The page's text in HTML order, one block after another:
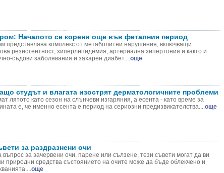
Началото се корени още във феталния период
представлява комплекс от метаболитни нарушения, включващи
резистентност, хиперлипидемия, артериална хипертония и както и
съдови заболявания и захарен диабет....още
студът и влагата изострят дерматологичните проблеми
лятото като сезон на слънчеви изгаряния, а есента - като време за
е, че именно есента е период на сериозни предизвикателства....още
за раздразнени очи
въпрос за зачервени очи, парене или сълзене, тези съвети могат да ви
природни средства състоянието на очите може да бъде облекчено и
още